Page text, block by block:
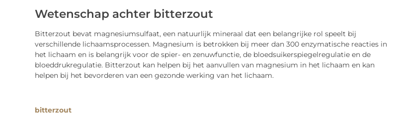
Wetenschap achter bitterzout
Bitterzout bevat magnesiumsulfaat, een natuurlijk mineraal dat een belangrijke rol speelt bij
verschillende lichaamsprocessen. Magnesium is betrokken bij meer dan 300 enzymatische reacties in
het lichaam en is belangrijk voor de spier- en zenuwfunctie, de bloedsuikerspiegelregulatie en de
bloeddrukregulatie. Bitterzout kan helpen bij het aanvullen van magnesium in het lichaam en kan
helpen bij het bevorderen van een gezonde werking van het lichaam.
bitterzout